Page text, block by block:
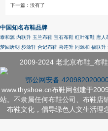
下一篇：没有了
中国知名布鞋品牌
泰和源 内联升 玉兰布鞋 宝石布鞋 红叶布鞋 唐人
梦回唐朝 步源轩 合记布鞋 喜连升 同源和 福联升
2009-2024 老北京布鞋_布
鄂公网安备
www.thyshoe.cn布鞋网创建于
站。不隶属任何布鞋公司、布鞋店
布鞋文化，倡导绿色人文生活理